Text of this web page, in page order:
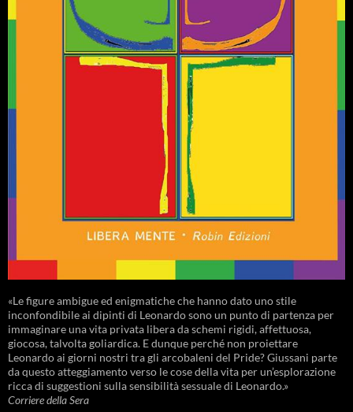
«Le figure ambigue ed enigmatiche che hanno dato uno stile
inconfondibile ai dipinti di Leonardo sono un punto di partenza per
immaginare una vita privata libera da schemi rigidi, affettuosa,
giocosa, talvolta goliardica. E dunque perché non proiettare
Leonardo ai giorni nostri tra gli arcobaleni del Pride? Giussani parte
da questo atteggiamento verso le cose della vita per un’esplorazione
ricca di suggestioni sulla sensibilità sessuale di Leonardo.»
Corriere della Sera